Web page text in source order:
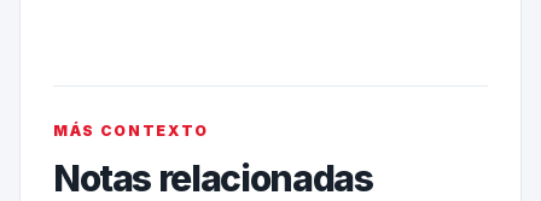
MÁS CONTEXTO
Notas relacionadas